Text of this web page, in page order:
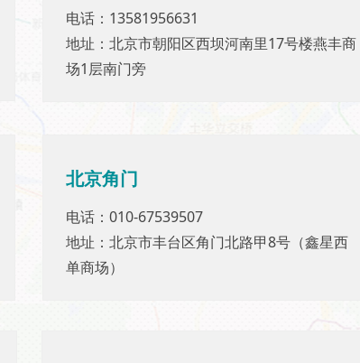
电话：13581956631
地址：北京市朝阳区西坝河南里17号楼燕丰商
场1层南门旁
电话：13581956631
地址：北京市朝阳区西坝河南里17号楼燕丰商
场1层南门旁
北京角门
电话：010-67539507
地址：北京市丰台区角门北路甲8号（鑫星西
单商场）
北京角门
电话：010-67539507
地址：北京市丰台区角门北路甲8号（鑫星西
单商场）